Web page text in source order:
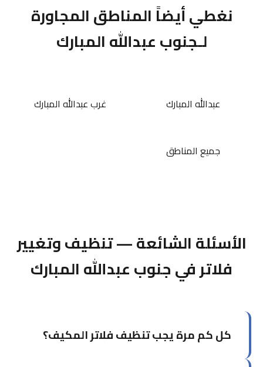
نغطي أيضاً المناطق المجاورة
لـجنوب عبدالله المبارك
عبدالله المبارك غرب عبدالله المبارك
جميع المناطق
الأسئلة الشائعة — تنظيف وتغيير
فلاتر في جنوب عبدالله المبارك
كل كم مرة يجب تنظيف فلاتر المكيف؟